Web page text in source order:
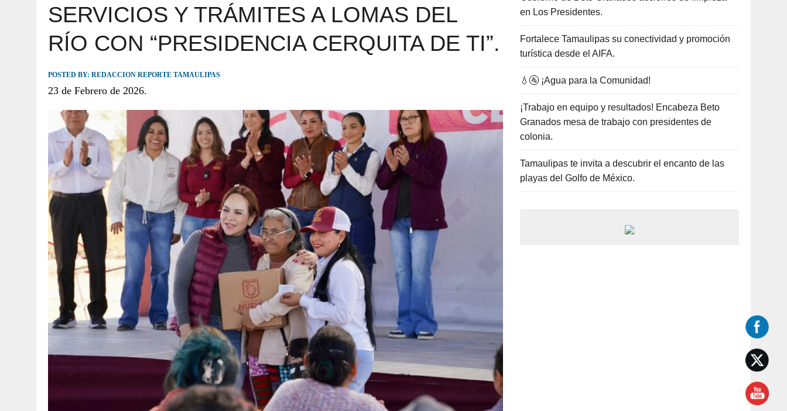
JULIO 30, 2026 TAMAULIPAS TE INVITA A DESCUBRIR EL ENCANTO DE LAS PLAYAS DEL GOLFO DE MÉXICO.
SERVICIOS Y TRÁMITES A LOMAS DEL
RÍO CON “PRESIDENCIA CERQUITA DE TI”.
POSTED BY: REDACCION REPORTE TAMAULIPAS
23 de Febrero de 2026.
en Los Presidentes.
Fortalece Tamaulipas su conectividad y promoción
turística desde el AIFA.
💧🚰 ¡Agua para la Comunidad!
¡Trabajo en equipo y resultados! Encabeza Beto
Granados mesa de trabajo con presidentes de
colonia.
Tamaulipas te invita a descubrir el encanto de las
playas del Golfo de México.